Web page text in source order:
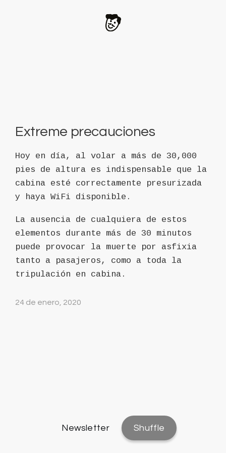
Extreme precauciones
Hoy en día, al volar a más de 30,000
pies de altura es indispensable que la
cabina esté correctamente presurizada
y haya WiFi disponible.
La ausencia de cualquiera de estos
elementos durante más de 30 minutos
puede provocar la muerte por asfixia
tanto a pasajeros, como a toda la
tripulación en cabina.
24 de enero, 2020
Newsletter Shuffle